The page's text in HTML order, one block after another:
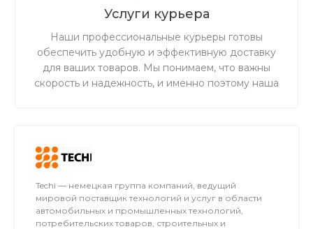
Услуги курьера
Наши профессиональные курьеры готовы
обеспечить удобную и эффективную доставку
для ваших товаров. Мы понимаем, что важны
скорость и надежность, и именно поэтому наша
Techi — немецкая группа компаний, ведущий
мировой поставщик технологий и услуг в области
автомобильных и промышленных технологий,
потребительских товаров, строительных и